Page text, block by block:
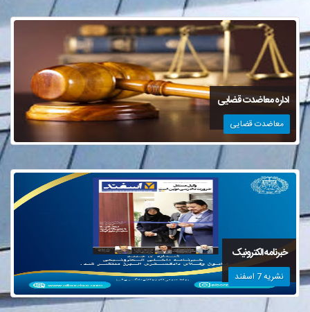
اداره معاضدت قضایی
معاضدت قضایی
خبرنامه الکترونیک
نشریه 7 اسفند